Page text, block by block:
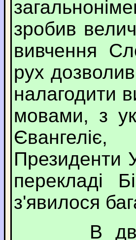
зробив
вивчення
рух
налагодити
мовами, з
Президенти
перекладі
з'явилося
В